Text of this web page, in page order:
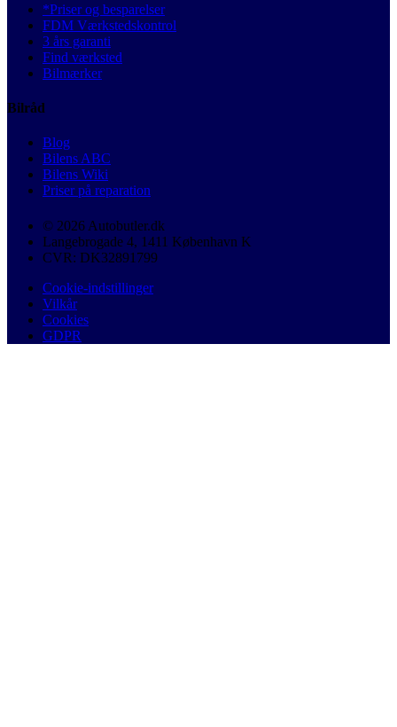
*Priser og besparelser
FDM Værkstedskontrol
3 års garanti
Find værksted
Bilmærker
Bilråd
Blog
Bilens ABC
Bilens Wiki
Priser på reparation
© 2026 Autobutler.dk
Langebrogade 4, 1411 København K
CVR: DK32891799
Cookie-indstillinger
Vilkår
Cookies
GDPR